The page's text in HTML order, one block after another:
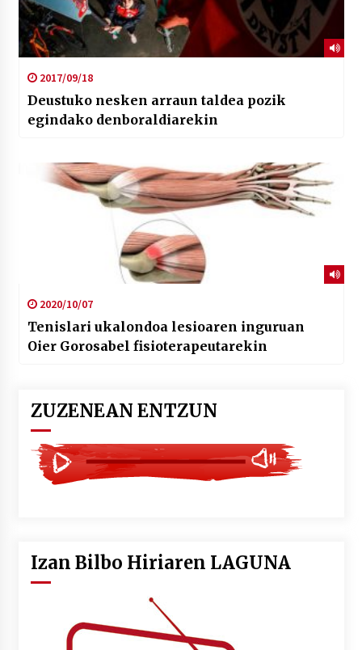
2017/09/18
Deustuko nesken arraun taldea pozik
egindako denboraldiarekin
2020/10/07
Tenislari ukalondoa lesioaren inguruan
Oier Gorosabel fisioterapeutarekin
ZUZENEAN ENTZUN
Izan Bilbo Hiriaren LAGUNA